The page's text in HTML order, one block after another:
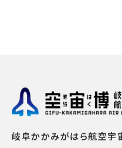
岐阜かかみがはら航空宇